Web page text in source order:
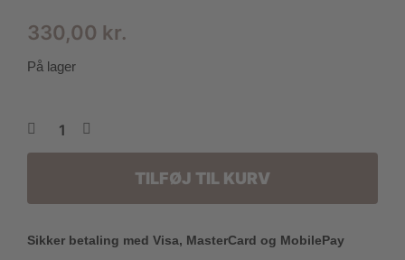
330,00 kr.
På lager
TILFØJ TIL KURV
Sikker betaling med Visa, MasterCard og MobilePay